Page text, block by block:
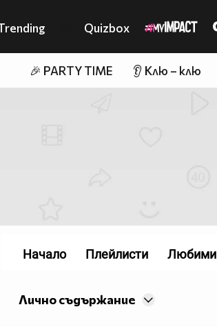
Quizbox
🎉 PARTY TIME 👂 Клю – клю
Лично съдържание
Начало Плейлисти Любими